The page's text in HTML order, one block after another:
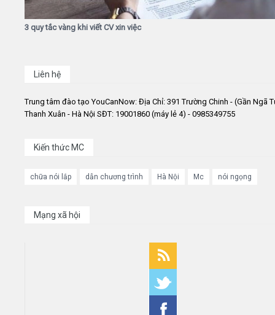
3 quy tắc vàng khi viết CV xin việc
Liên hệ
Trung tâm đào tạo YouCanNow: Địa Chỉ: 391 Trường Chinh - (Gần Ngã
Thanh Xuân - Hà Nội SĐT: 19001860 (máy lẻ 4) - 0985349755
Kiến thức MC
chữa nói lắp dẫn chương trình Hà Nội Mc nói ngọng
Mạng xã hội